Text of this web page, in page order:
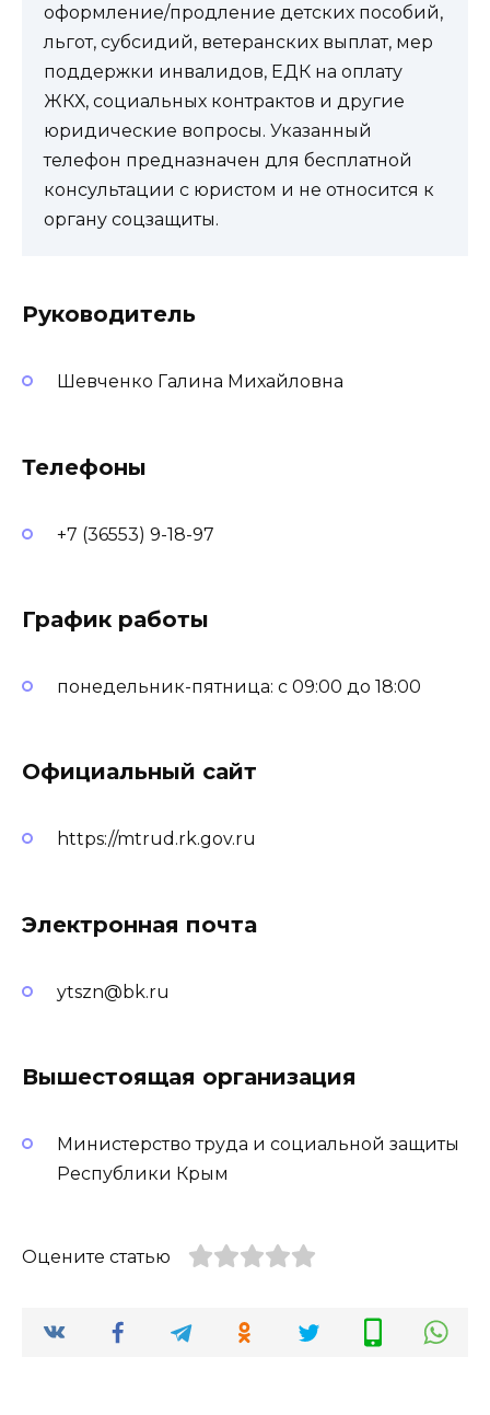
оформление/продление детских пособий,
льгот, субсидий, ветеранских выплат, мер
поддержки инвалидов, ЕДК на оплату
ЖКХ, социальных контрактов и другие
юридические вопросы. Указанный
телефон предназначен для бесплатной
консультации с юристом и не относится к
органу соцзащиты.
Руководитель
Шевченко Галина Михайловна
Телефоны
+7 (36553) 9-18-97
График работы
понедельник-пятница: с 09:00 до 18:00
Официальный сайт
https://mtrud.rk.gov.ru
Электронная почта
ytszn@bk.ru
Вышестоящая организация
Министерство труда и социальной защиты
Республики Крым
Оцените статью